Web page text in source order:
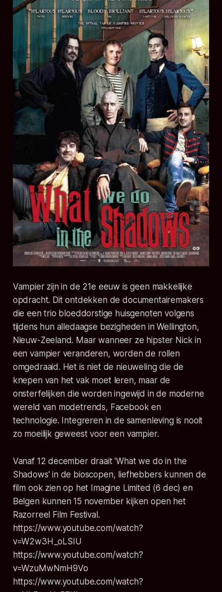
Vampier zijn in de 21e eeuw is geen makkelijke
opdracht. Dit ontdekken de documentairemakers
die een trio bloeddorstige huisgenoten volgens
tijdens hun alledaagse bezigheden in Wellington,
Nieuw-Zeeland. Maar wanneer ze hipster Nick in
een vampier veranderen, worden de rollen
omgedraaid. Het is niet de nieuweling die de
knepen van het vak moet leren, maar de
onsterfelijken die worden ingewijd in de moderne
wereld van modetrends, Facebook en
technologie. Integreren in de samenleving is nooit
zo moeilijk geweest voor een vampier.
Vanaf 12 december draait 'What we do in the
Shadows' in de bioscopen, liefhebbers kunnen de
film ook zien op het Imagine Limited (6 dec) en
Belgen kunnen 15 november kijken open het
Razorreel Film Festival.
https://www.youtube.com/watch?
v=W2w3H_oLSIU
https://www.youtube.com/watch?
v=WzuMwNmH9Vo
https://www.youtube.com/watch?